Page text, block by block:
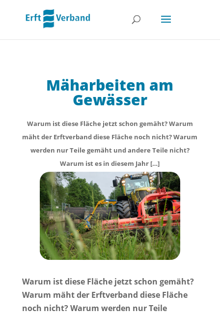
Mäharbeiten am
Gewässer
Warum ist diese Fläche jetzt schon gemäht? Warum
mäht der Erftverband diese Fläche noch nicht? Warum
werden nur Teile gemäht und andere Teile nicht?
Warum ist es in diesem Jahr […]
Warum ist diese Fläche jetzt schon gemäht?
Warum mäht der Erftverband diese Fläche
noch nicht? Warum werden nur Teile